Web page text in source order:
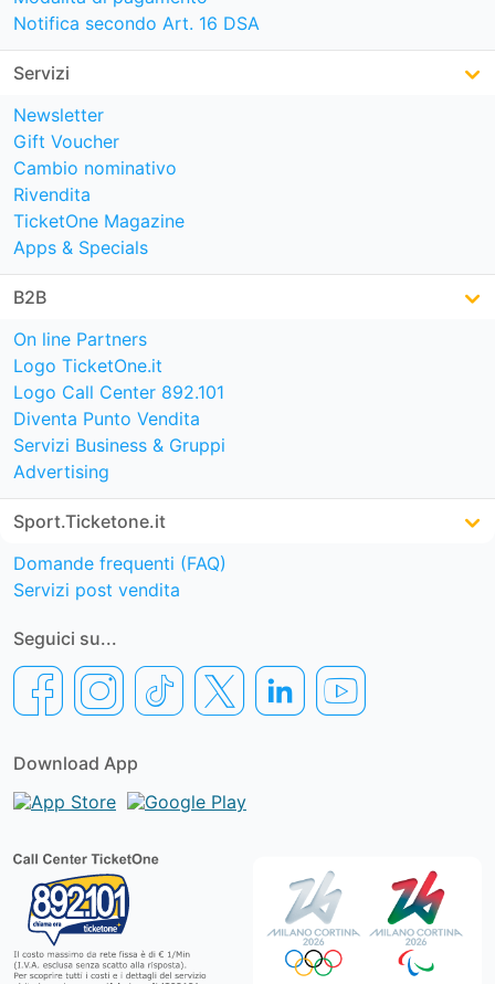
Notifica secondo Art. 16 DSA
Servizi
Newsletter
Gift Voucher
Cambio nominativo
Rivendita
TicketOne Magazine
Apps & Specials
B2B
On line Partners
Logo TicketOne.it
Logo Call Center 892.101
Diventa Punto Vendita
Servizi Business & Gruppi
Advertising
Sport.Ticketone.it
Domande frequenti (FAQ)
Servizi post vendita
Seguici su...
Download App